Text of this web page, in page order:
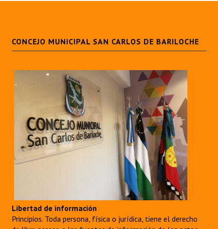
CONCEJO MUNICIPAL SAN CARLOS DE BARILOCHE
Libertad de información
Principios. Toda persona, física o jurídica, tiene el derecho